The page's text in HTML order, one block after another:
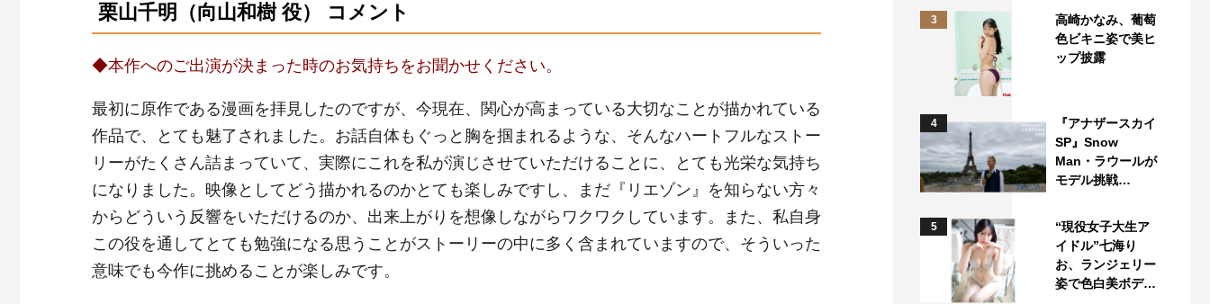
栗山千明（向山和樹 役） コメント
◆本作へのご出演が決まった時のお気持ちをお聞かせください。
最初に原作である漫画を拝見したのですが、今現在、関心が高まっている大切なことが描かれている
作品で、とても魅了されました。お話自体もぐっと胸を掴まれるような、そんなハートフルなストー
リーがたくさん詰まっていて、実際にこれを私が演じさせていただけることに、とても光栄な気持ち
になりました。映像としてどう描かれるのかとても楽しみですし、まだ『リエゾン』を知らない方々
からどういう反響をいただけるのか、出来上がりを想像しながらワクワクしています。また、私自身
この役を通してとても勉強になる思うことがストーリーの中に多く含まれていますので、そういった
意味でも今作に挑めることが楽しみです。
3
高崎かなみ、葡萄
色ビキニ姿で美ヒ
ップ披露
4
『アナザースカイ
SP』Snow
Man・ラウールが
モデル挑戦…
5
“現役女子大生ア
イドル”七海り
お、ランジェリー
姿で色白美ボデ…